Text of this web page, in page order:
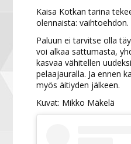
Kaisa Kotkan tarina
olennaista: vaihtoehdon.
Paluun ei tarvitse olla
voi alkaa sattumasta,
kasvaa vähitellen
pelaajauralla. Ja ennen
myös äitiyden jälkeen.
Kuvat: Mikko Mäkelä